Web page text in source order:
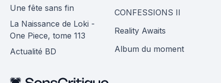
Une fête sans fin
La Naissance de Loki -
One Piece, tome 113
Actualité BD
CONFESSIONS II
Reality Awaits
Album du moment